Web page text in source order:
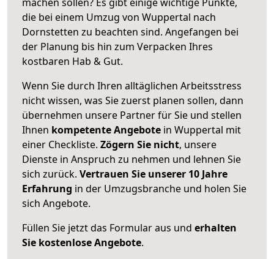
die bei einem Umzug von Wuppertal nach
Dornstetten zu beachten sind. Angefangen bei
der Planung bis hin zum Verpacken Ihres
kostbaren Hab & Gut.
Wenn Sie durch Ihren alltäglichen Arbeitsstress
nicht wissen, was Sie zuerst planen sollen, dann
übernehmen unsere Partner für Sie und stellen
Ihnen kompetente Angebote in Wuppertal mit
einer Checkliste. Zögern Sie nicht, unsere
Dienste in Anspruch zu nehmen und lehnen Sie
sich zurück. Vertrauen Sie unserer 10 Jahre
Erfahrung in der Umzugsbranche und holen Sie
sich Angebote.
Füllen Sie jetzt das Formular aus und erhalten
Sie kostenlose Angebote.